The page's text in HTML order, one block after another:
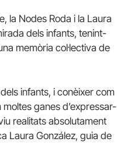
la Nodes Roda i la Laura
dels infants, tenint-
memòria col·lectiva de
infants, i conèixer com
ganes d’expressar-
realitats absolutament
Laura González, guia de